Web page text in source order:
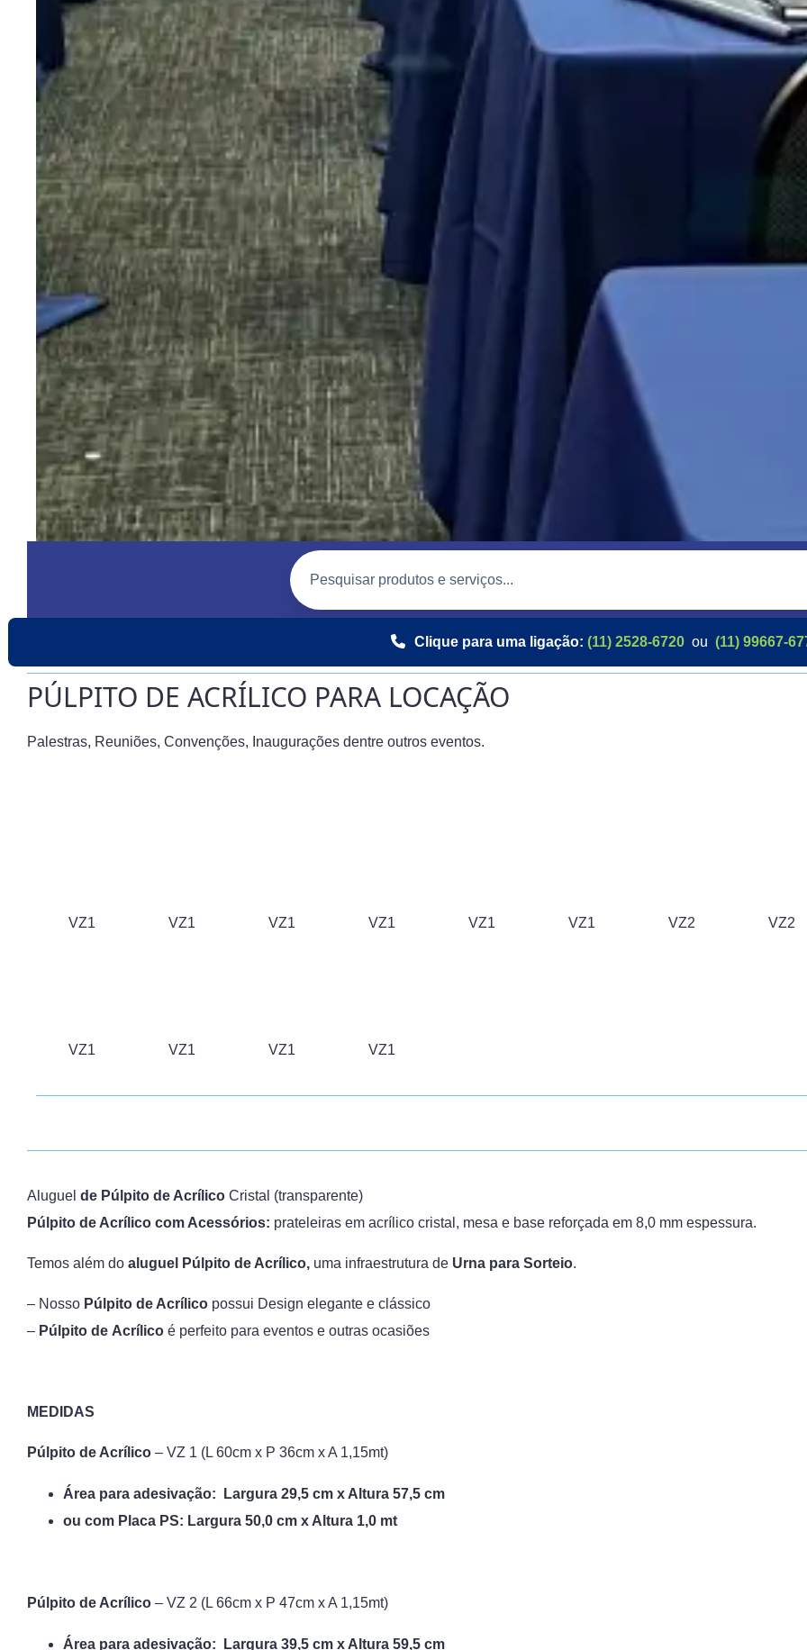
Clique para uma ligação: (11) 2528-6720 ou (11) 99667-
PÚLPITO DE ACRÍLICO PARA LOCAÇÃO
Palestras, Reuniões, Convenções, Inaugurações dentre outros eventos.
VZ1 VZ1 VZ1 VZ1 VZ1 VZ1 VZ2 VZ2
VZ1 VZ1 VZ1 VZ1
Aluguel de Púlpito de Acrílico Cristal (transparente)
Púlpito de Acrílico com Acessórios: prateleiras em acrílico cristal, mesa e base reforçada em 8,0 mm espessura.
Temos além do aluguel Púlpito de Acrílico, uma infraestrutura de Urna para Sorteio.
– Nosso Púlpito de Acrílico possui Design elegante e clássico
– Púlpito de Acrílico é perfeito para eventos e outras ocasiões
MEDIDAS
Púlpito de Acrílico – VZ 1 (L 60cm x P 36cm x A 1,15mt)
Área para adesivação: Largura 29,5 cm x Altura 57,5 cm
ou com Placa PS: Largura 50,0 cm x Altura 1,0 mt
Púlpito de Acrílico – VZ 2 (L 66cm x P 47cm x A 1,15mt)
Área para adesivação: Largura 39,5 cm x Altura 59,5 cm